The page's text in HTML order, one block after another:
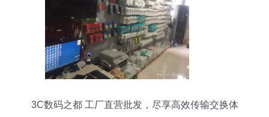
3C数码之都 工厂直营批发，尽享高效传输交换体